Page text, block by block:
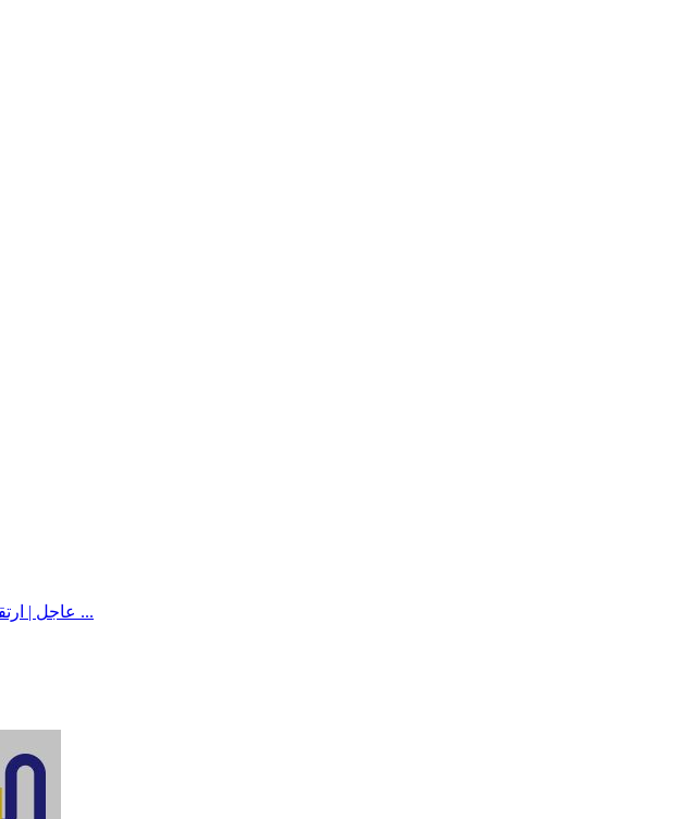
عاجل | ارتقاء شهداء وجرحى من القوات الجنوبية إثر قصف مسير استهدف مواقعهم في جبهات حريب بمأرب ...